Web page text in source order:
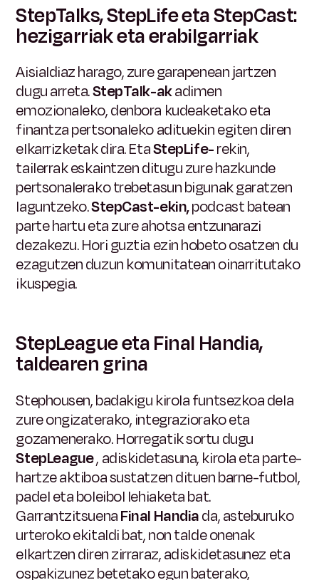
StepTalks, StepLife eta StepCast:
hezigarriak eta erabilgarriak
Aisialdiaz harago, zure garapenean jartzen
dugu arreta.StepTalk-akadimen
emozionaleko, denbora kudeaketako eta
finantza pertsonaleko adituekin egiten diren
elkarrizketak dira. EtaStepLife-rekin,
tailerrak eskaintzen ditugu zure hazkunde
pertsonalerako trebetasun bigunak garatzen
laguntzeko.StepCast-ekin,podcast batean
parte hartu eta zure ahotsa entzunarazi
dezakezu. Hori guztia ezin hobeto osatzen du
ezagutzen duzun komunitatean oinarritutako
ikuspegia.
StepLeague eta Final Handia,
taldearen grina
Stephousen, badakigu kirola funtsezkoa dela
zure ongizaterako, integraziorako eta
gozamenerako. Horregatik sortu dugu
StepLeague, adiskidetasuna, kirola eta parte-
hartze aktiboa sustatzen dituen barne-futbol, ​​
padel eta boleibol lehiaketa bat.
GarrantzitsuenaFinal Handiada, asteburuko
urteroko ekitaldi bat, non talde onenak
elkartzen diren zirraraz, adiskidetasunez eta
ospakizunez betetako egun baterako,